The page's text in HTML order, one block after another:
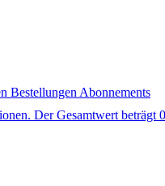
Bestellungen Abonnements
Der Gesamtwert beträgt